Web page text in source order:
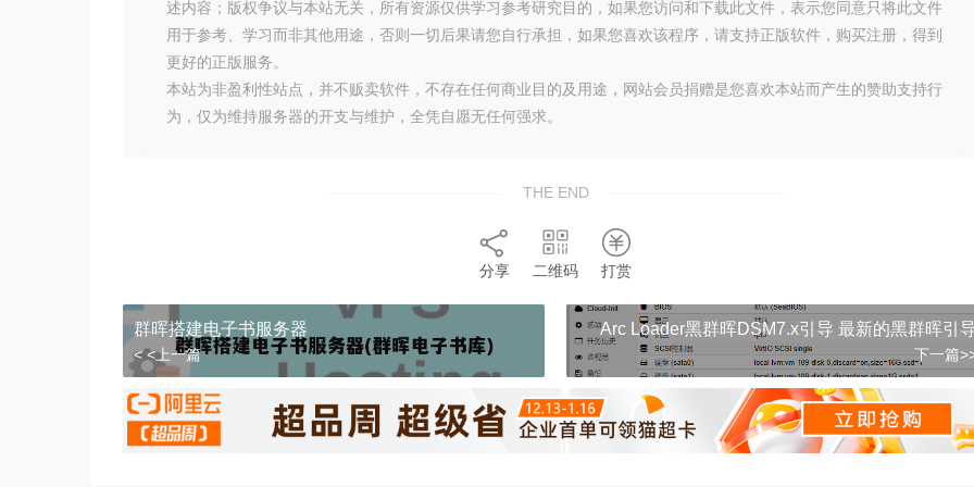
述内容；版权争议与本站无关，所有资源仅供学习参考研究目的，如果您访问和下载此文件，表示您同意只将此文件
用于参考、学习而非其他用途，否则一切后果请您自行承担，如果您喜欢该程序，请支持正版软件，购买注册，得到
更好的正版服务。
本站为非盈利性站点，并不贩卖软件，不存在任何商业目的及用途，网站会员捐赠是您喜欢本站而产生的赞助支持行
为，仅为维持服务器的开支与维护，全凭自愿无任何强求。
THE END
分享 二维码 打赏
群晖搭建电子书服务器
< <上一篇
Arc Loader黑群晖DSM7.x引导 最新的黑群晖引
下一篇